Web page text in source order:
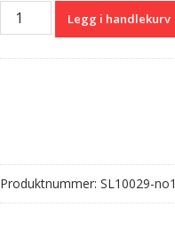
Originalt
batteri
Legg i handlekurv
Produktnummer: SL10029-no1